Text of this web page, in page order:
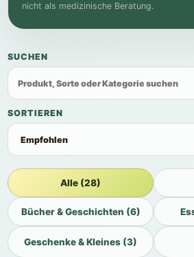
nicht als medizinische Beratung.
SUCHEN
SORTIEREN
Alle (28)
Bücher & Geschichten (6)
Geschenke & Kleines (3)